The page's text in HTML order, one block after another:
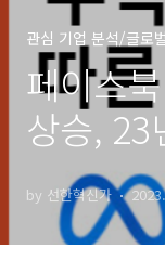
관심 기업 분석/글로
페이스
상승, 23
대는 지
by 선한혁신가